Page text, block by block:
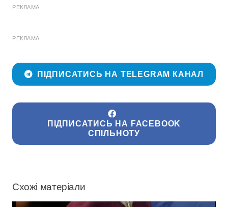
РЕКЛАМА
РЕКЛАМА
ПІДПИСАТИСЬ НА TELEGRAM КАНАЛ
ПІДПИСАТИСЬ НА FACEBOOK
СПІЛЬНОТУ
Схожі матеріали